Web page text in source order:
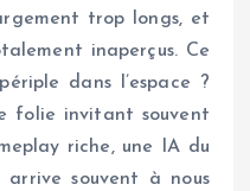
trop longs, et
inaperçus. Ce
dans l’espace ?
folie invitant souvent
riche, une IA du
souvent à nous